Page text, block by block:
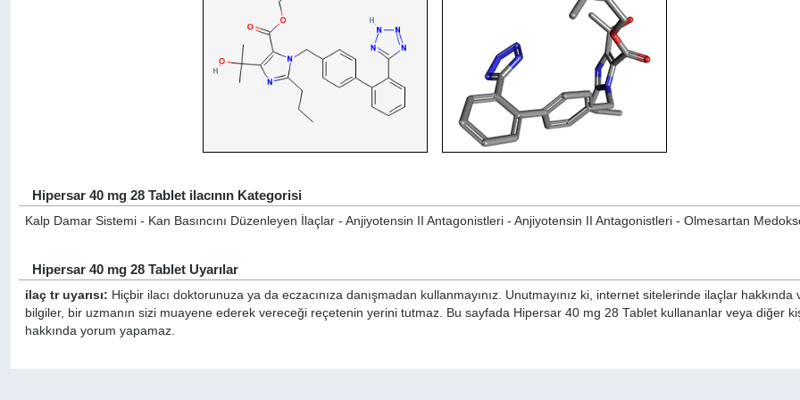
Hipersar 40 mg 28 Tablet ilacının Kategorisi
Kalp Damar Sistemi - Kan Basıncını Düzenleyen İlaçlar - Anjiyotensin II Antagonistleri - Anjiyotensin II Antagonistleri - Olmesartan
Hipersar 40 mg 28 Tablet Uyarılar
ilaç tr uyarısı: Hiçbir ilacı doktorunuza ya da eczacınıza danışmadan kullanmayınız. Unutmayınız ki, internet sitelerinde ilaçlar hakkında
bilgiler, bir uzmanın sizi muayene ederek vereceği reçetenin yerini tutmaz. Bu sayfada Hipersar 40 mg 28 Tablet kullananlar veya diğer
hakkında yorum yapamaz.